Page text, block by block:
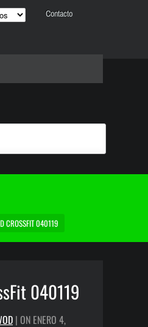
Contacto
CROSSFIT 040119
040119
| ON ENERO 4,